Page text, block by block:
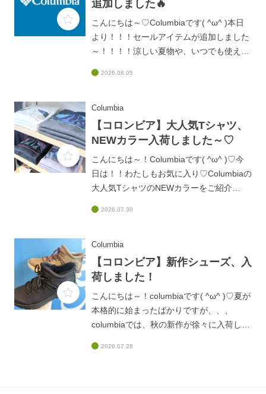
追加しました🔥
こんにちは～♡Columbiaです( ^ω^ )本日
より！！！セールアイテムが追加しました
～！！！！涼しい夏物や、いつでも使える
終了となります！！！！お取り寄せが難し
いものもありますのでお早めに！！皆様の
ご来店、お待ちしております♡
2026.08.05
Columbia
【コロンビア】大人気Tシャツ、
NEWカラー入荷しました～♡
こんにちは～！Columbiaです( ^ω^ )♡今
日は！！わたしもお気に入り♡Columbiaの
大人気TシャツのNEWカラーをご紹介
がら、さらっとした肌触りなので！！！夏
も秋も、ずーっと着れちゃいます♫大人気
アイテムなので、なくなるまえにGETしち
お待ちしております♡
2026.07.30
Columbia
【コロンビア】新作シューズ、入
荷しました！
こんにちは～！columbiaです( ^ω^ )♡夏が
本格的に始まったばかりですが、、、
columbiaでは、秋の新作が徐々に入荷して
2026.07.28